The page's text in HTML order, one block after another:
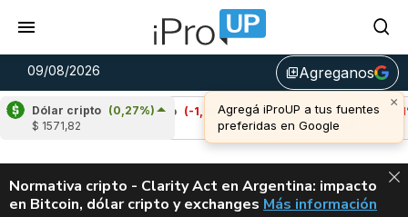
09/08/2026 library_addAgreganos
Dólar cripto (0,27%)
$ 1571,82
Cardano (-1,40%)
Avalanche
(-1,11%)
u$s 6,48
ALERTA
Normativa cripto - Clarity Act en Argentina: impacto
en Bitcoin, dólar cripto y exchanges CLARITY ACT EN
Más información